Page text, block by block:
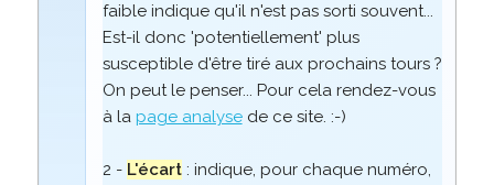
faible indique qu'il n'est pas sorti souvent...
Est-il donc 'potentiellement' plus
susceptible d'être tiré aux prochains tours ?
On peut le penser... Pour cela rendez-vous
à la page analysede ce site. :-)
2 - L'écart: indique, pour chaque numéro,